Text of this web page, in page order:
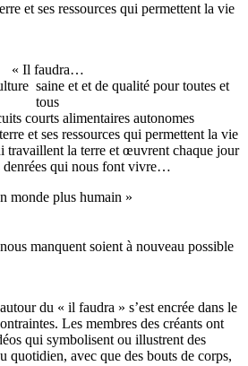
et ses ressources qui permettent la vie
« Il faudra…
saine et et de qualité pour toutes et
tous
courts alimentaires autonomes
et ses ressources qui permettent la vie
travaillent la terre et œuvrent chaque jour
denrées qui nous font vivre…
monde plus humain »
manquent soient à nouveau possible
du « il faudra » s’est encrée dans le
Les membres des créants ont
qui symbolisent ou illustrent des
quotidien, avec que des bouts de corps,